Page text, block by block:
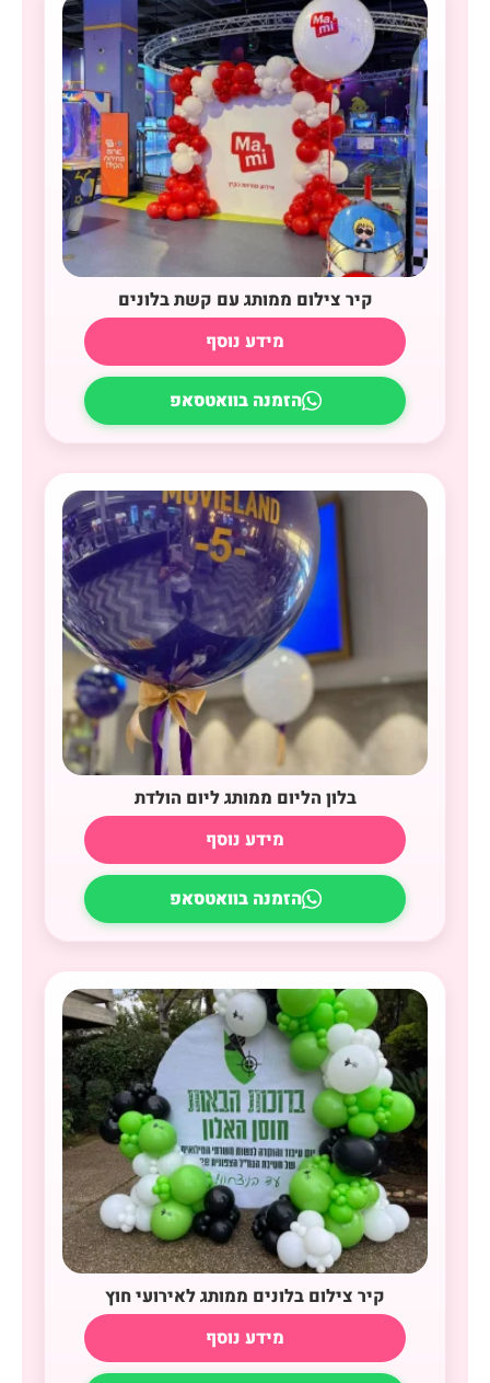
קיר צילום ממותג עם קשת בלונים
מידע נוסף
הזמנה בוואטסאפ
בלון הליום ממותג ליום הולדת
מידע נוסף
הזמנה בוואטסאפ
קיר צילום בלונים ממותג לאירועי חוץ
מידע נוסף